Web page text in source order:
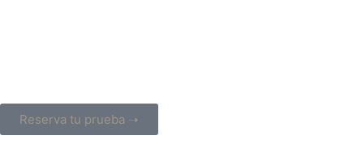
Reserva tu prueba ➝